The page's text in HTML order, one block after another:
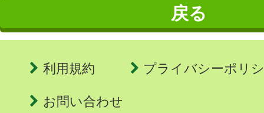
戻る
利用規約
プライバシーポリ
お問い合わせ